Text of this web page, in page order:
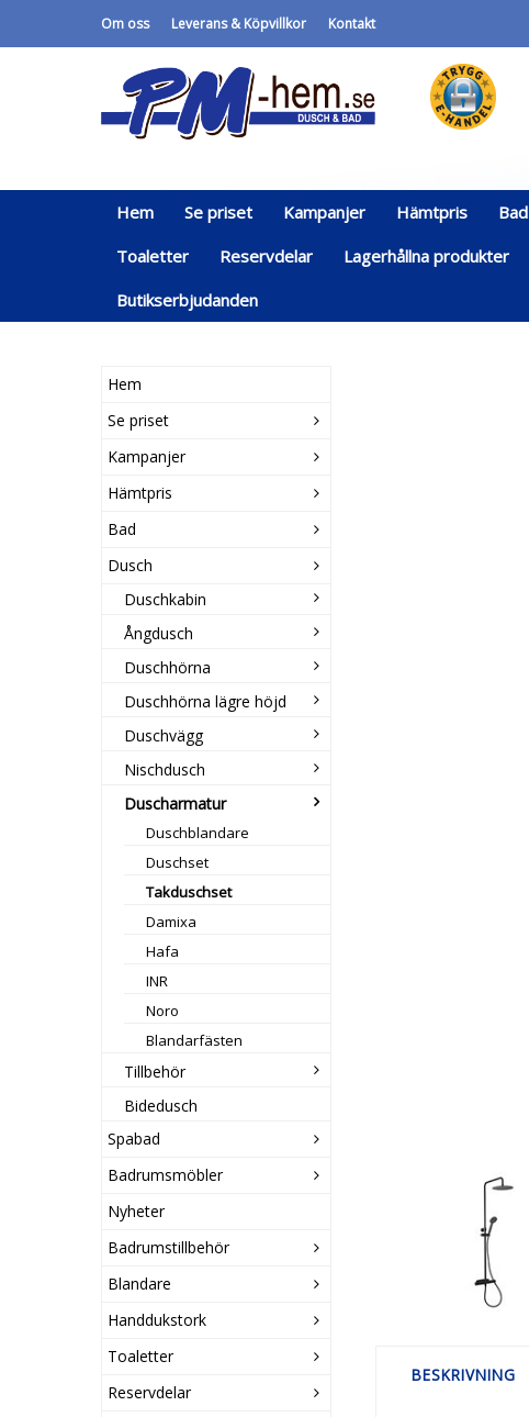
Om oss Leverans & Köpvillkor Kontakt
Hem Se priset Kampanjer Hämtpris Bad
Toaletter
Reservdelar Lagerhållna produkter
Butikserbjudanden
Hem
Se priset
Kampanjer
Hämtpris
Bad
Dusch
Duschkabin
Ångdusch
Duschhörna
Duschhörna lägre höjd
Duschvägg
Nischdusch
Duscharmatur
Duschblandare
Duschset
Takduschset
Damixa
Hafa
INR
Noro
Blandarfästen
Tillbehör
Bidedusch
Spabad
Badrumsmöbler
Nyheter
Badrumstillbehör
Blandare
Handdukstork
Toaletter
Reservdelar
BESKRIVNING